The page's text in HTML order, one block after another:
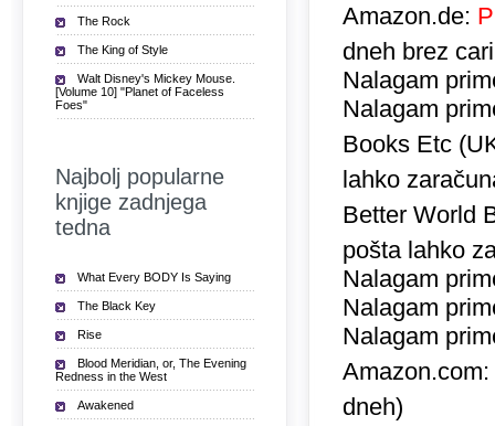
Amazon.de:
dneh brez
Nalagam
Nalagam
Books Etc
lahko
Better World
pošta lahko
Nalagam
Nalagam
Nalagam
Amazon.com:
dneh)
The Rock
The King of Style
Walt Disney's Mickey Mouse.
[Volume 10] "Planet of Faceless
Foes"
Najbolj popularne
knjige zadnjega
tedna
What Every BODY Is Saying
The Black Key
Rise
Blood Meridian, or, The Evening
Redness in the West
Awakened